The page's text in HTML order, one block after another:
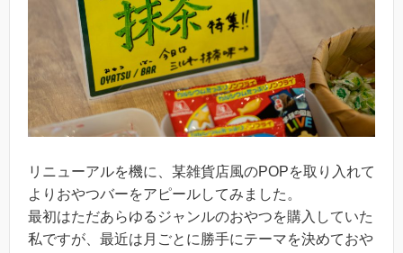
リニューアルを機に、某雑貨店風のPOPを取り入れて
よりおやつバーをアピールしてみました。
最初はただあらゆるジャンルのおやつを購入していた
私ですが、最近は月ごとに勝手にテーマを決めておや